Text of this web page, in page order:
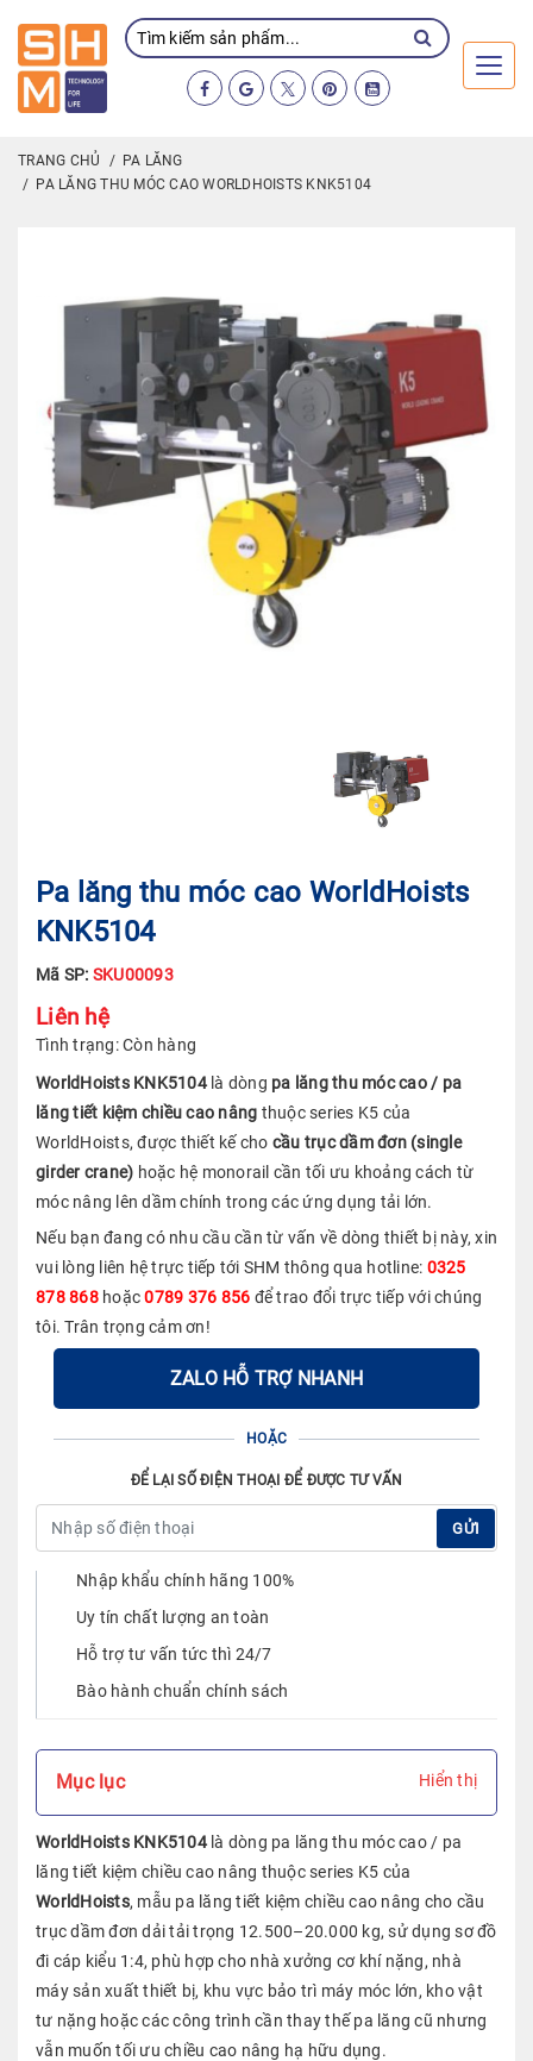
TRANG CHỦ
PA LĂNG
PA LĂNG THU MÓC CAO WORLDHOISTS KNK5104
Pa lăng thu móc cao WorldHoists
KNK5104
Mã SP: SKU00093
Liên hệ
Tình trạng:Còn hàng
WorldHoists KNK5104là dòng pa lăng thu móc cao / pa
lăng tiết kiệm chiều cao nâng thuộc series K5 của
WorldHoists, được thiết kế cho cầu trục dầm đơn (single
girder crane) hoặc hệ monorail cần tối ưu khoảng cách từ
móc nâng lên dầm chính trong các ứng dụng tải lớn.
Nếu bạn đang có nhu cầu cần từ vấn về dòng thiết bị này, xin
vui lòng liên hệ trực tiếp tới SHM thông qua hotline: 0325
878 868hoặc0789 376 856 để trao đổi trực tiếp với chúng
tôi. Trân trọng cảm ơn!
ZALO HỖ TRỢ NHANH
HOẶC
ĐỂ LẠI SỐ ĐIỆN THOẠI ĐỂ ĐƯỢC TƯ VẤN
GỬI
Nhập khẩu chính hãng 100%
Uy tín chất lượng an toàn
Hỗ trợ tư vấn tức thì 24/7
Bào hành chuẩn chính sách
Mục lục Hiển thị
WorldHoists KNK5104là dòng pa lăng thu móc cao / pa
lăng tiết kiệm chiều cao nâng thuộc series K5 của
WorldHoists, mẫu pa lăng tiết kiệm chiều cao nâng cho cầu
trục dầm đơn dải tải trọng 12.500–20.000 kg, sử dụng sơ đồ
đi cáp kiểu 1:4, phù hợp cho nhà xưởng cơ khí nặng, nhà
máy sản xuất thiết bị, khu vực bảo trì máy móc lớn, kho vật
tư nặng hoặc các công trình cần thay thế pa lăng cũ nhưng
vẫn muốn tối ưu chiều cao nâng hạ hữu dụng.